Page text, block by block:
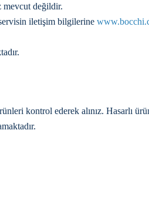
mevcut değildir.
iletişim bilgilerine
kontrol ederek alınız. Hasarlı